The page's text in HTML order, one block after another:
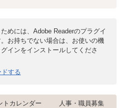
めには、Adobe Readerのプラグイ
お持ちでない場合は、お使いの機
インをインストールしてくださ
する
トカレンダー 人事・職員募集